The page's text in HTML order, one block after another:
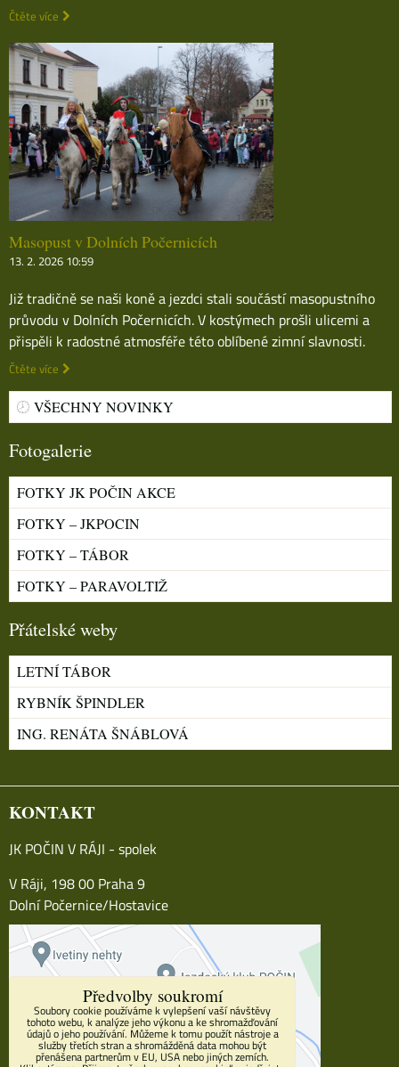
Čtěte více
Masopust v Dolních Počernicích
13. 2. 2026 10:59
Již tradičně se naši koně a jezdci stali součástí masopustního
průvodu v Dolních Počernicích. V kostýmech prošli ulicemi a
přispěli k radostné atmosféře této oblíbené zimní slavnosti.
Čtěte více
VŠECHNY NOVINKY
Fotogalerie
FOTKY JK POČIN AKCE
FOTKY – JKPOCIN
FOTKY – TÁBOR
FOTKY – PARAVOLTIŽ
Přátelské weby
LETNÍ TÁBOR
RYBNÍK ŠPINDLER
ING. RENÁTA ŠNÁBLOVÁ
KONTAKT
JK POČIN V RÁJI - spolek
V Ráji, 198 00 Praha 9
Dolní Počernice/Hostavice
Předvolby soukromí
Soubory cookie používáme k vylepšení vaší návštěvy
tohoto webu, k analýze jeho výkonu a ke shromažďování
údajů o jeho používání. Můžeme k tomu použít nástroje a
služby třetích stran a shromážděná data mohou být
přenášena partnerům v EU, USA nebo jiných zemích.